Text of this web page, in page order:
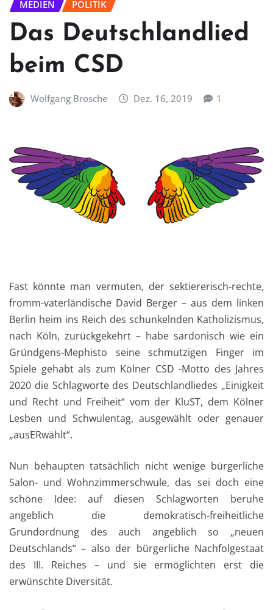
MEDIEN
POLITIK
Das Deutschlandlied
beim CSD
Wolfgang Brosche Dez. 16, 2019 1
Fast könnte man vermuten, der sektiererisch-rechte,
fromm-vaterländische David Berger – aus dem linken
Berlin heim ins Reich des schunkelnden Katholizismus,
nach Köln, zurückgekehrt – habe sardonisch wie ein
Gründgens-Mephisto seine schmutzigen Finger im
Spiele gehabt als zum Kölner CSD -Motto des Jahres
2020 die Schlagworte des Deutschlandliedes „Einigkeit
und Recht und Freiheit“ vom der KluST, dem Kölner
Lesben und Schwulentag, ausgewählt oder genauer
„ausERwählt“.
Nun behaupten tatsächlich nicht wenige bürgerliche
Salon- und Wohnzimmerschwule, das sei doch eine
schöne Idee: auf diesen Schlagworten beruhe
angeblich die demokratisch-freiheitliche
Grundordnung des auch angeblich so „neuen
Deutschlands“ – also der bürgerliche Nachfolgestaat
des III. Reiches – und sie ermöglichten erst die
erwünschte Diversität.